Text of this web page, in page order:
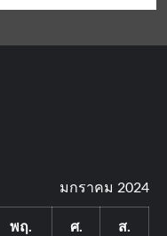
มกราคม 2024
พฤ. ศ. ส.